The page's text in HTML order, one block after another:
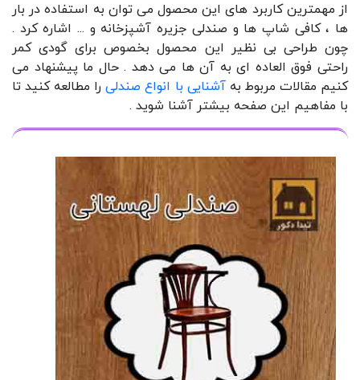
از مهمترین کاربرد های این محصول می توان به استفاده در بار
ها ، کافی شاپ ها و صندلی جزیره آشپزخانه و ... اشاره کرد .
چون طراحی بی نظیر این محصول بخصوص برای گودی کمر
راحتی فوق العاده ای به آن ها می دهد . حال ما پیشنهاد می
کنیم مقالات مربوط بهآشنایی با انواع صندلیرا مطالعه کنید تا
با مفاهیم این صفحه بیشتر آشنا شوید .